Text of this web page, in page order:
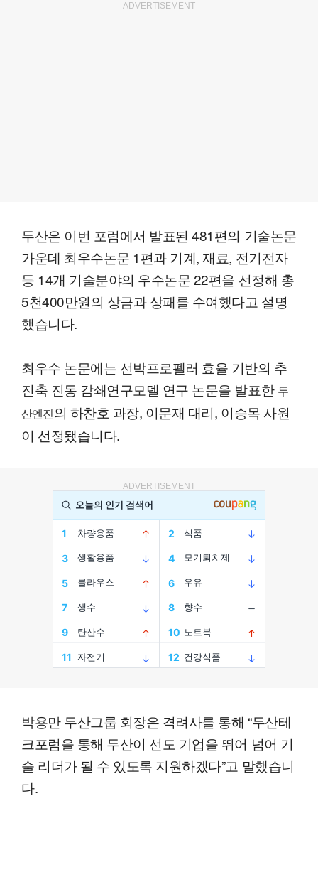
ADVERTISEMENT
두산은 이번 포럼에서 발표된 481편의 기술논문
가운데 최우수논문 1편과 기계, 재료, 전기전자
등 14개 기술분야의 우수논문 22편을 선정해 총
5천400만원의 상금과 상패를 수여했다고 설명
했습니다.
최우수 논문에는 선박프로펠러 효율 기반의 추
진축 진동 감쇄연구모델 연구 논문을 발표한 두
산엔진의 하찬호 과장, 이문재 대리, 이승목 사원
이 선정됐습니다.
ADVERTISEMENT
박용만 두산그룹 회장은 격려사를 통해 “두산테
크포럼을 통해 두산이 선도 기업을 뛰어 넘어 기
술 리더가 될 수 있도록 지원하겠다”고 말했습니
다.